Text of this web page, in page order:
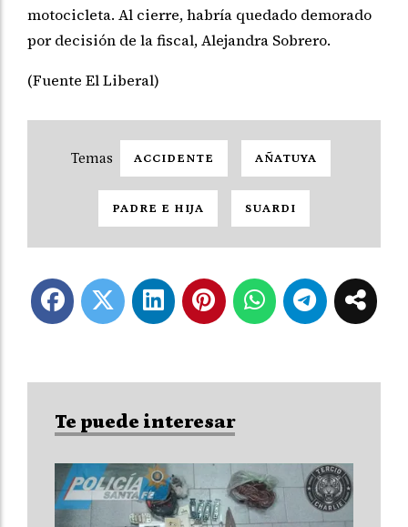
motocicleta. Al cierre, habría quedado demorado
por decisión de la fiscal, Alejandra Sobrero.
(Fuente El Liberal)
ACCIDENTE AÑATUYA
PADRE E HIJA SUARDI
Te puede interesar